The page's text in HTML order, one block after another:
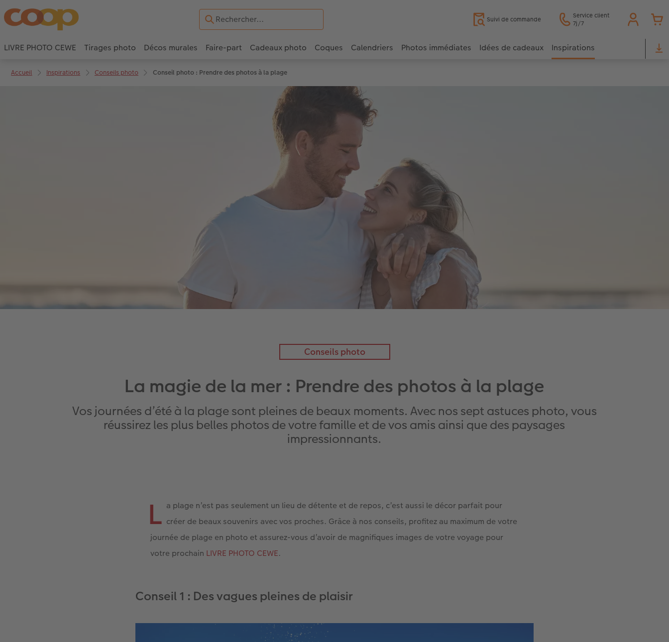
Suivi de commande
Service client
7j/7
LIVRE PHOTO CEWE Tirages photo Décos murales Faire-part Cadeaux photo Coques Calendriers Photos immédiates Idées de cadeaux Inspirations
Accueil Inspirations Conseils photo Conseil photo : Prendre des photos à la plage
Conseils photo
La magie de la mer : Prendre des photos à la plage
Vos journées d’été à la plage sont pleines de beaux moments. Avec nos sept astuces photo, vous
réussirez les plus belles photos de votre famille et de vos amis ainsi que des paysages
impressionnants.
L a plage n’est pas seulement un lieu de détente et de repos, c’est aussi le décor parfait pour
créer de beaux souvenirs avec vos proches. Grâce à nos conseils, profitez au maximum de votre
journée de plage en photo et assurez-vous d’avoir de magnifiques images de votre voyage pour
votre prochain LIVRE PHOTO CEWE.
Conseil 1 : Des vagues pleines de plaisir